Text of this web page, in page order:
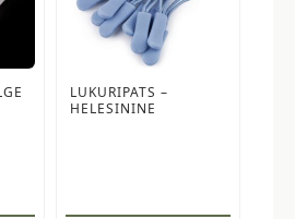
LUKURIPATS –
HELESININE